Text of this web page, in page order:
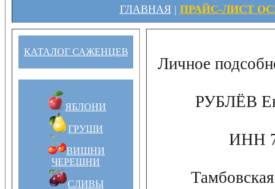
ГЛАВНАЯ| ПРАЙС-ЛИСТ
КАТАЛОГ САЖЕНЦЕВ
ЯБЛОНИ
ГРУШИ
ВИШНИ
ЧЕРЕШНИ
СЛИВЫ
Личное
РУБЛЁВ
ИНН